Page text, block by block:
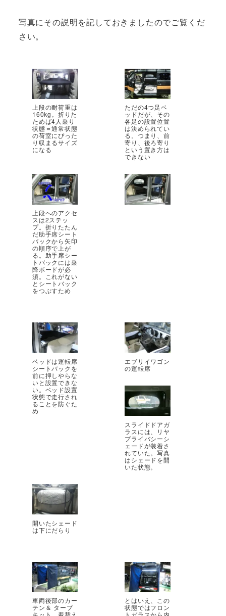
写真にその説明を記しておきましたのでご覧くだ
さい。
上段の耐荷重は
160kg。折りた
ためば4人乗り
状態＝通常状態
の荷室にぴった
り収まるサイズ
になる
ただの4つ足ベ
ッドだが、その
各足の設置位置
は決められてい
る。つまり、前
寄り、後ろ寄り
という置き方は
できない
上段へのアクセ
スは2ステッ
プ。折りたたん
だ助手席シート
バックから矢印
の順序で上が
る。助手席シー
トバックには乗
降ボードが必
須。これがない
とシートバック
をつぶすため
ベッドは運転席
シートバックを
前に押しやらな
いと設置できな
い。ベッド設置
状態で走行され
ることを防ぐた
め
エブリイワゴン
の運転席
スライドドアガ
ラスには、リヤ
プライバシーシ
ェードが装着さ
れていた。写真
はシェードを開
いた状態。
開いたシェード
は下にだらり
車両後部のカー
テン＆ タープ
とはいえ、この
状態ではフロン